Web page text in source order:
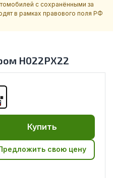
с сохранёнными за
в рамках правового поля РФ
Н022РХ22
Купить
свою цену